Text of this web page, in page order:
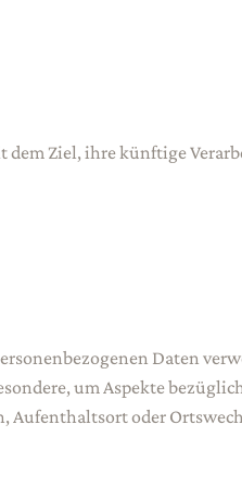
dem Ziel, ihre künftige
Daten
um Aspekte
Aufenthaltsort oder